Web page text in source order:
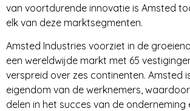
van voortdurende innovatie is Amsted
elk van deze marktsegmenten.
Amsted Industries voorziet in de
een wereldwijde markt met 65
verspreid over zes continenten. Amsted
eigendom van de werknemers,
delen in het succes van de onderneming